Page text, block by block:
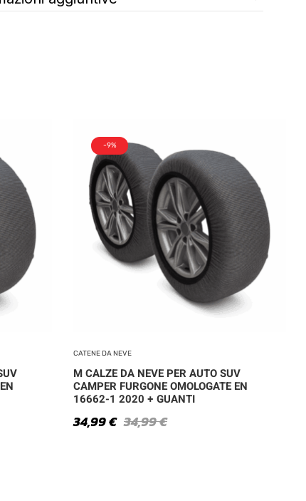
-9%
CATENE DA NEVE
M CALZE DA NEVE PER AUTO SUV
CAMPER FURGONE OMOLOGATE EN
16662-1 2020 + GUANTI
34,99€
34,99€